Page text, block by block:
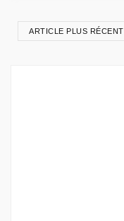
ARTICLE PLUS RÉCENT